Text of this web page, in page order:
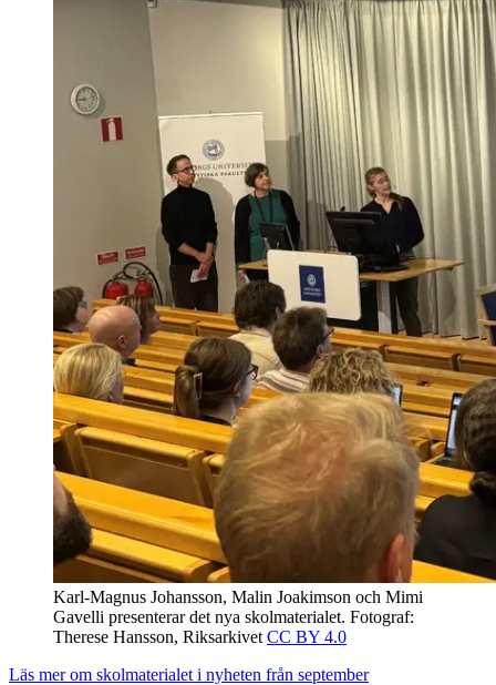
Karl-Magnus Johansson, Malin Joakimson och Mimi
Gavelli presenterar det nya skolmaterialet. Fotograf:
Therese Hansson, Riksarkivet CC BY 4.0
Läs mer om skolmaterialet i nyheten från september